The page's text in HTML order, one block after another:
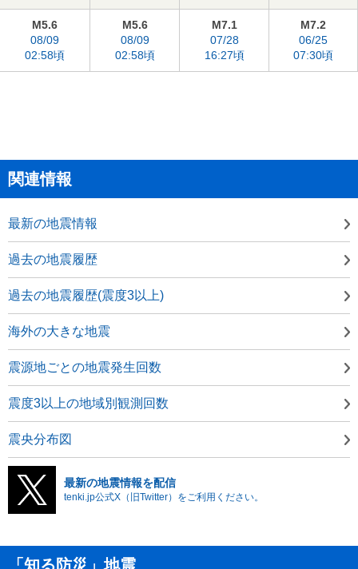
M5.6
08/09
02:58頃
M5.6
08/09
02:58頃
M7.1
07/28
16:27頃
M7.2
06/25
07:30頃
関連情報
最新の地震情報
過去の地震履歴
過去の地震履歴(震度3以上)
海外の大きな地震
震源地ごとの地震発生回数
震度3以上の地域別観測回数
震央分布図
最新の地震情報を配信
tenki.jp公式X（旧Twitter）をご利用ください。
「知る防災」地震